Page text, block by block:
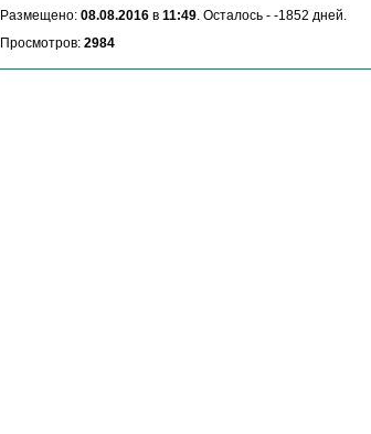
Размещено: 08.08.2016 в 11:49 . Осталось - -1852 дней.
Просмотров: 2984